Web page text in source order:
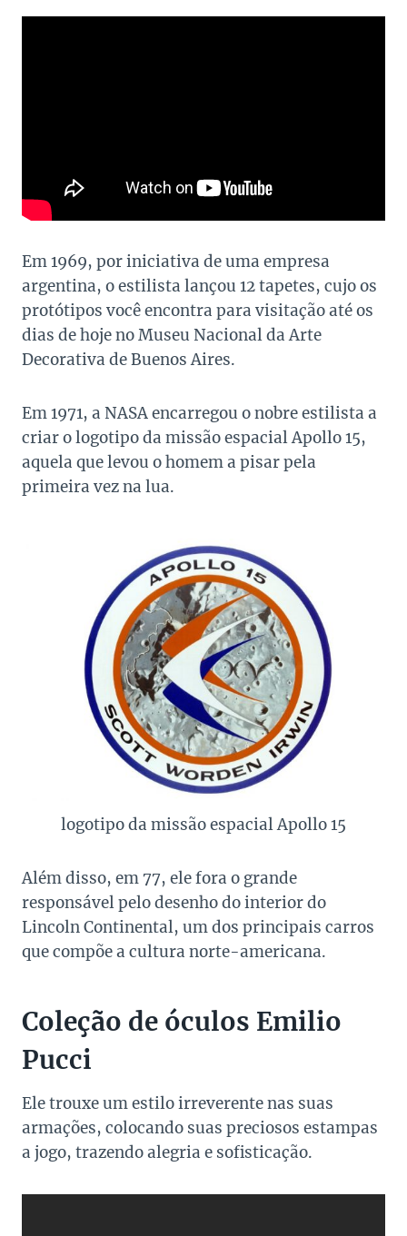
Em 1969, por iniciativa de uma empresa
argentina, o estilista lançou 12 tapetes, cujo os
protótipos você encontra para visitação até os
dias de hoje no Museu Nacional da Arte
Decorativa de Buenos Aires.
Em 1971, a NASA encarregou o nobre estilista a
criar o logotipo da missão espacial Apollo 15,
aquela que levou o homem a pisar pela
primeira vez na lua.
logotipo da missão espacial Apollo 15
Além disso, em 77, ele fora o grande
responsável pelo desenho do interior do
Lincoln Continental, um dos principais carros
que compõe a cultura norte-americana.
Coleção de óculos Emilio
Pucci
Ele trouxe um estilo irreverente nas suas
armações, colocando suas preciosos estampas
a jogo, trazendo alegria e sofisticação.